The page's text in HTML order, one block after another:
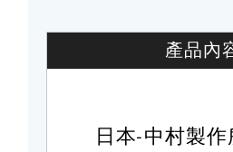
產品內
日本-中村製作